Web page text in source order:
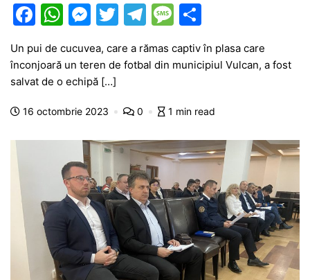
F
a
c
e
b
o
W
at
s
A
p
M
s
s
e
g
er
T
itt
T
e
a
m
M
s
a
e
ar
ta
a
ă
Un pui de cucuvea, care a rămas captiv în plasa care
înconjoară un teren de fotbal din municipiul Vulcan, a fost
salvat de o echipă […]
16 octombrie 2023 0 1 min read